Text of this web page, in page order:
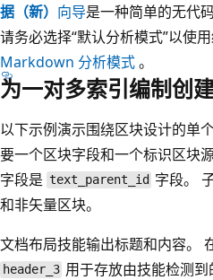
据（新） 向导是一种简单的无代
请务必选择“默认分析模式”以使
Markdown 分析模式。
为一对多索引编制创
以下示例演示围绕区块设计的单
要一个区块字段和一个标识区块
字段是 text_parent_id 字段。
和非矢量区块。
文档布局技能输出标题和内容。
header_3 用于存放由技能检测